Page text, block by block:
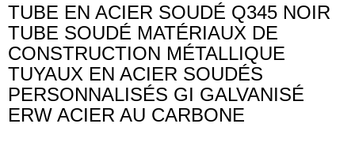
TUBE EN ACIER SOUDÉ Q345 NOIR
TUBE SOUDÉ MATÉRIAUX DE
CONSTRUCTION MÉTALLIQUE
TUYAUX EN ACIER SOUDÉS
PERSONNALISÉS GI GALVANISÉ
ERW ACIER AU CARBONE